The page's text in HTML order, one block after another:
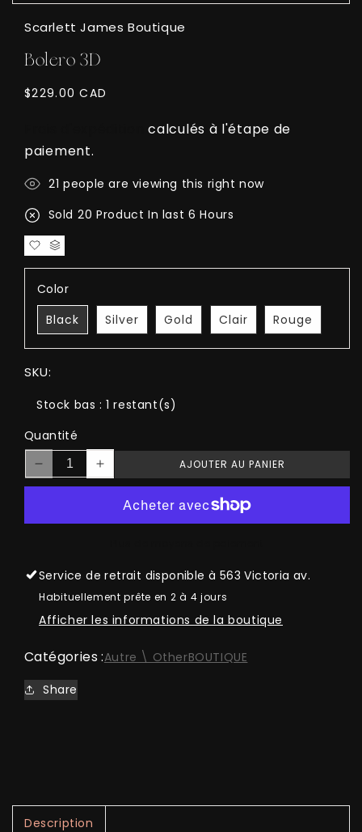
Scarlett James Boutique
Bolero 3D
Prix
$229.00 CAD
calculés à l'étape de
paiement.
24 people are viewing this right now
Sold 25 Product In last 7 Hours
Color
Black
Silver Gold Clair Rouge
SKU:
Stock bas : 1 restant(s)
Quantité
Réduire
la
de
Augmenter
la
quantité
de
AJOUTER AU PANIER
Service de retrait disponible à 563 Victoria av.
Habituellement prête en 2 à 4 jours
Afficher les informations de la boutique
Catégories :Autre \ OtherBOUTIQUE
Share
Description